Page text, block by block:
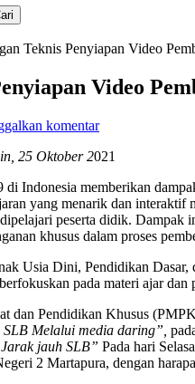
Teknis Penyiapan Video
Video
komentar
25 Oktober 2021
Indonesia memberikan
yang menarik dan interaktif
peserta didik. Dampak
khusus dalam proses
Usia Dini, Pendidikan
pada materi ajar
dan Pendidikan Khusus
Melalui media daring”,
jauh SLB” Pada hari
2 Martapura, dengan